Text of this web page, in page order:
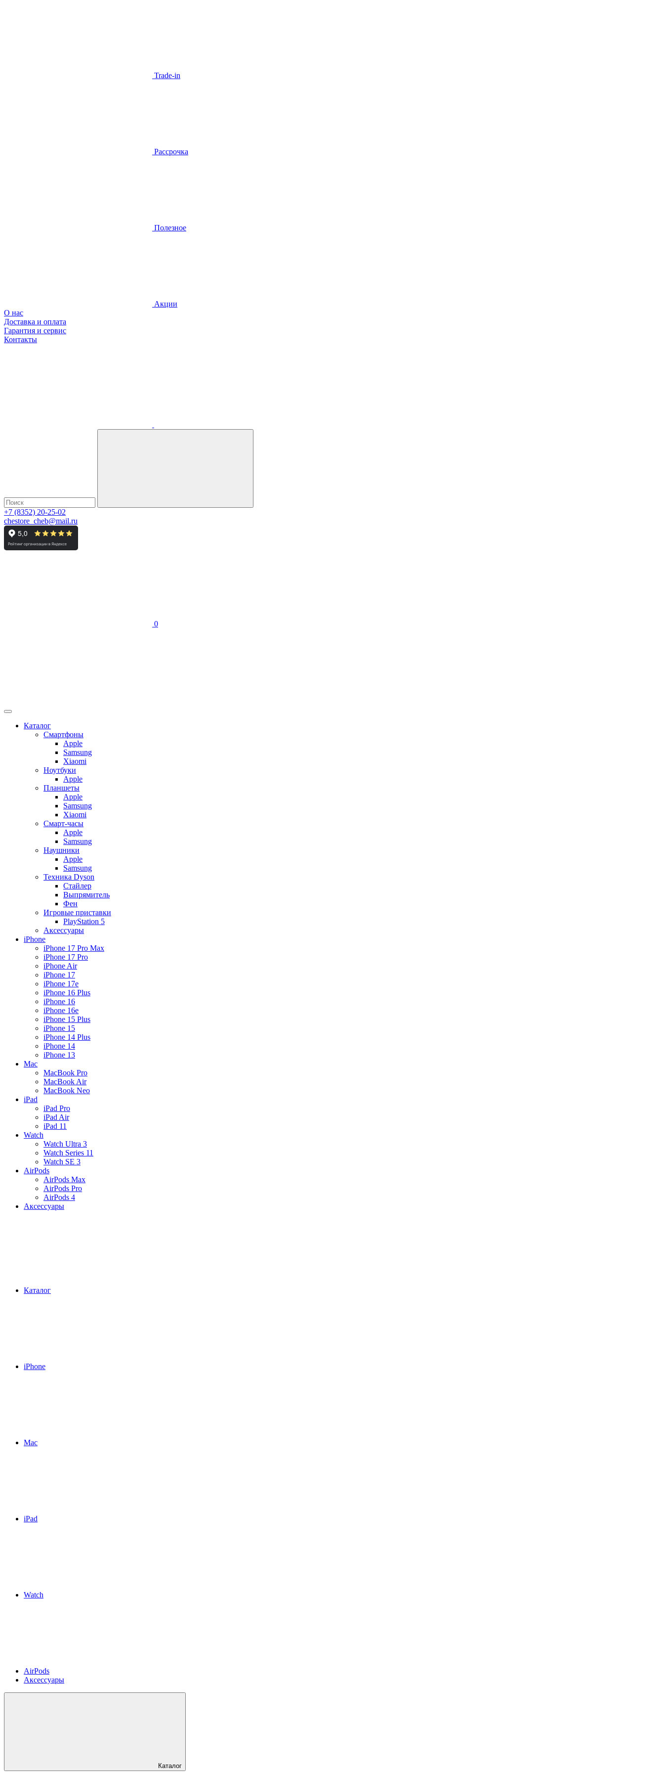
Trade-in
Рассрочка
Полезное
Акции
О нас
Доставка и оплата
Гарантия и сервис
Контакты
+7 (8352) 20-25-02
chestore_cheb@mail.ru
0
Каталог
Смартфоны
Apple
Samsung
Xiaomi
Ноутбуки
Apple
Планшеты
Apple
Samsung
Xiaomi
Смарт-часы
Apple
Samsung
Наушники
Apple
Samsung
Техника Dyson
Стайлер
Выпрямитель
Фен
Игровые приставки
PlayStation 5
Аксессуары
iPhone
iPhone 17 Pro Max
iPhone 17 Pro
iPhone Air
iPhone 17
iPhone 17e
iPhone 16 Plus
iPhone 16
iPhone 16e
iPhone 15 Plus
iPhone 15
iPhone 14 Plus
iPhone 14
iPhone 13
Mac
MacBook Pro
MacBook Air
MacBook Neo
iPad
iPad Pro
iPad Air
iPad 11
Watch
Watch Ultra 3
Watch Series 11
Watch SE 3
AirPods
AirPods Max
AirPods Pro
AirPods 4
Аксессуары
Каталог
iPhone
Mac
iPad
Watch
AirPods
Аксессуары
Каталог